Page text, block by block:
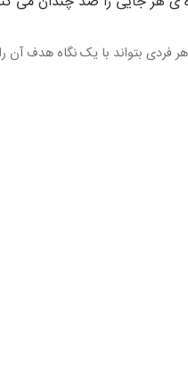
فردی بتواند با یک نگاه هدف آن